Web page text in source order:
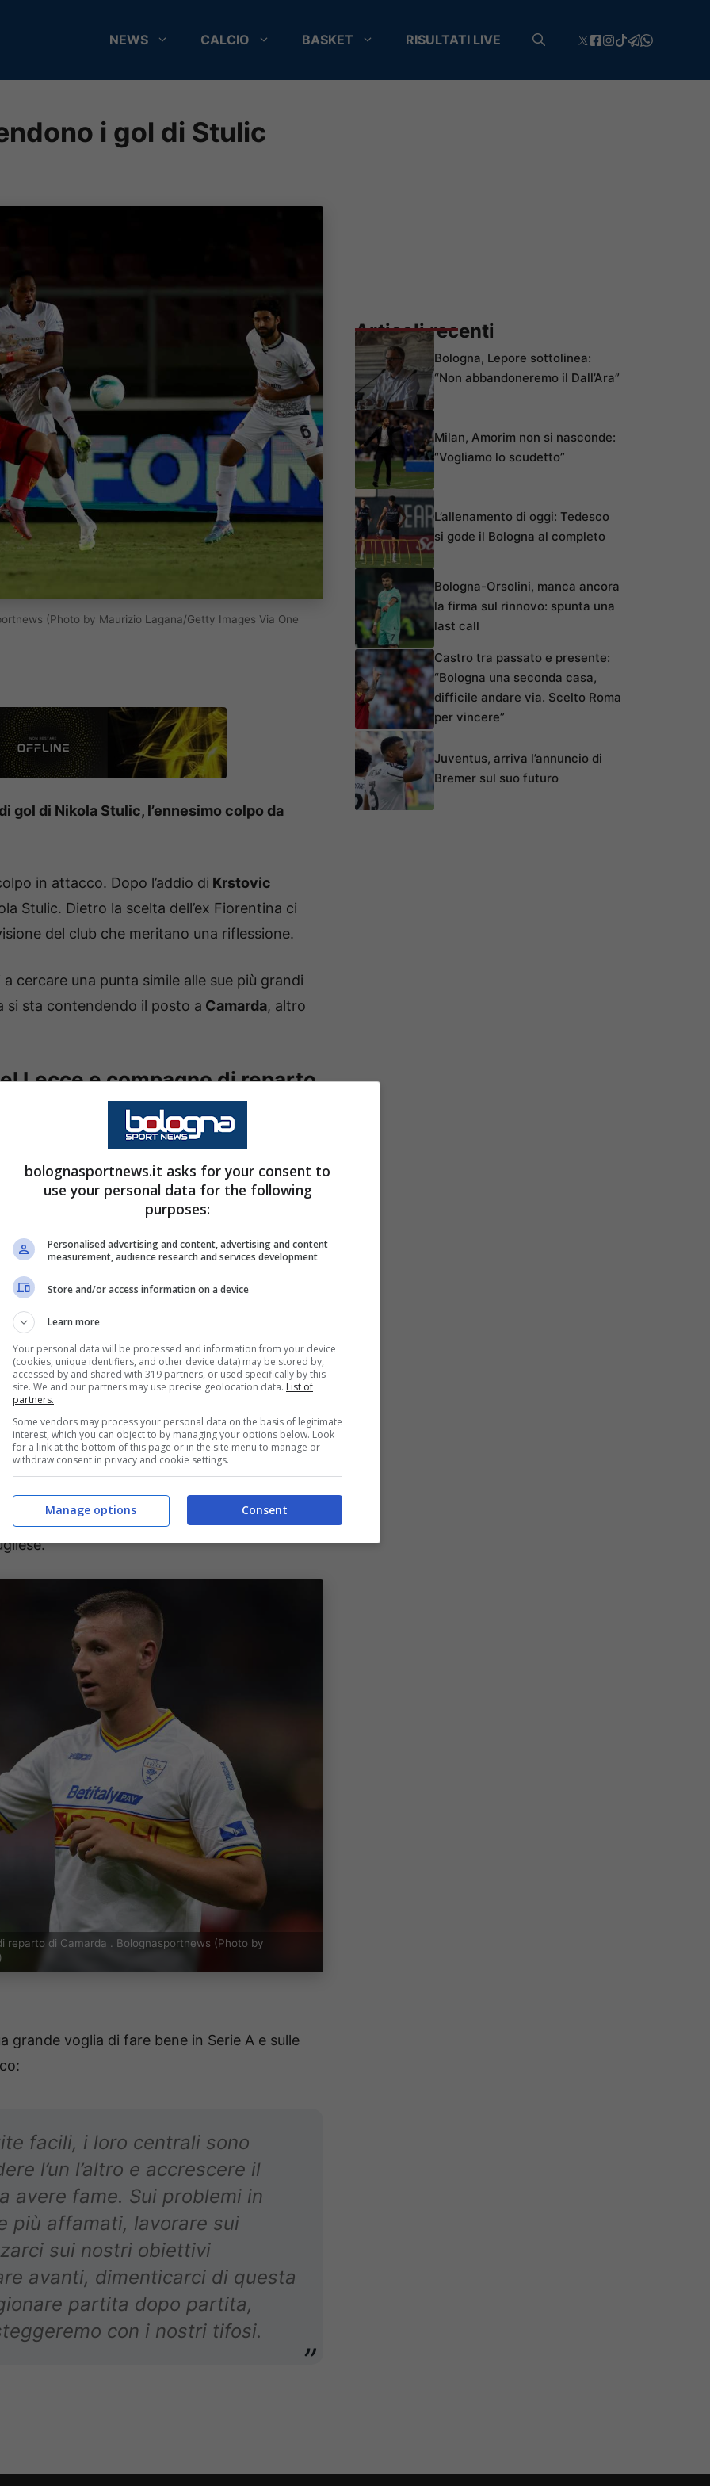
NEWS CALCIO BASKET RISULTATI LIVE
i gol di Stulic
(Photo by Maurizio Lagana/Getty Images Via One
gol di Nikola Stulic, l’ennesimo colpo da
in attacco. Dopo l’addio di Krstovic
Stulic. Dietro la scelta dell’ex Fiorentina ci
del club che meritano una riflessione.
cercare una punta simile alle sue più grandi
si sta contendendo il posto a Camarda, altro
Lecce e compagno di reparto
cresciuto nel vivaio del Partizan Belgrado.
alloCharleroi, dove è riuscito a rendersi
tra prima squadra e riserve. Il
con il suo metro e ottantotto capace di
bene in area: caratteristiche che
avanti giovani di campionati inferiori,
Casarano conosce molto bene e dove in
ai5-6 milioni di europer il cartellino,
Il più grande rischio è la differenza tecnica
quota gol e si sta lottando il posto con
di Camarda . Bolognasportnews (Photo by
grande voglia di fare bene in Serie A e sulle
facili, i loro centrali sono
l’un l’altro e accrescere il
avere fame. Sui problemi in
più affamati, lavorare sui
sui nostri obiettivi
avanti, dimenticarci di questa
partita dopo partita,
con i nostri tifosi.
Articoli recenti
Bologna, Lepore sottolinea:
“Non abbandoneremo il Dall’Ara”
Milan, Amorim non si nasconde:
“Vogliamo lo scudetto”
L’allenamento di oggi: Tedesco
si gode il Bologna al completo
Bologna-Orsolini, manca ancora
la firma sul rinnovo: spunta una
last call
Castro tra passato e presente:
“Bologna una seconda casa,
difficile andare via. Scelto Roma
per vincere”
Juventus, arriva l’annuncio di
Bremer sul suo futuro
bolognasportnews.it asks for your consent to
use your personal data for the following
purposes:
Personalised advertising and content, advertising and content
measurement, audience research and services development
Store and/or access information on a device
Learn more
Your personal data will be processed and information from your device
(cookies, unique identifiers, and other device data) may be stored by,
accessed by and shared with 319 partners, or used specifically by this
site. We and our partners may use precise geolocation data. List of
partners.
Some vendors may process your personal data on the basis of legitimate
interest, which you can object to by managing your options below. Look
for a link at the bottom of this page or in the site menu to manage or
withdraw consent in privacy and cookie settings.
Consent
Manage options